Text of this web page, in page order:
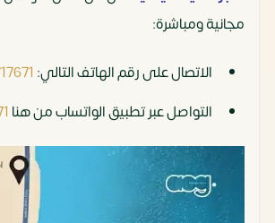
مجانية ومباشرة:
الاتصال على رقم الهاتف التالي:
التواصل عبر تطبيق الواتساب من هنا